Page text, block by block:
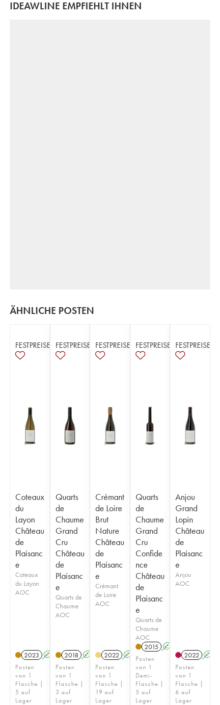
IDEAWLINE EMPFIEHLT IHNEN
ÄHNLICHE POSTEN
FESTPREISE
Coteaux
du
Layon
Château
de
Plaisanc
e
Coteaux
du Layon
AOC
2023 A
Posten
von 1
Flasche |
5 auf
Lager
FESTPREISE
Quarts
de
Chaume
Grand
Cru
Château
de
Plaisanc
e
Quarts de
Chaume
AOC
2018 A
Posten
von 1
Flasche |
3 auf
Lager
FESTPREISE
Crémant
de Loire
Brut
Nature
Château
de
Plaisanc
e
Crémant
de Loire
AOC
H 2022 A
Posten
von 1
Flasche |
19 auf
Lager
FESTPREISE
Quarts
de
Chaume
Grand
Cru
Confide
nce
Château
de
Plaisanc
e
Quarts de
Chaume
AOC
2015 A
Posten
von 1
Demi-
Flasche |
5 auf
Lager
FESTPREISE
Anjou
Grand
Lopin
Château
de
Plaisanc
e
Anjou
AOC
2022 A
Posten
von 1
Flasche |
6 auf
Lager